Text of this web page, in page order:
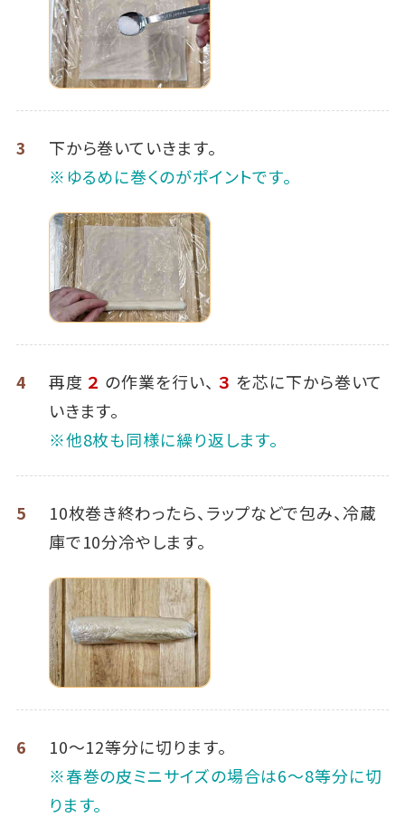
3
下から巻いていきます。
※ゆるめに巻くのがポイントです。
4 再度 ２ の作業を行い、 ３ を芯に下から巻いて
いきます。
※他8枚も同様に繰り返します。
5
10枚巻き終わったら、ラップなどで包み、冷蔵
庫で10分冷やします。
6
10～12等分に切ります。
※春巻の皮ミニサイズの場合は6～8等分に切
ります。